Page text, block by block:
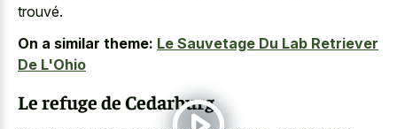
trouvé.
On a similar theme: Le Sauvetage Du Lab Retriever
De L'Ohio
Le refuge de Cedarburg